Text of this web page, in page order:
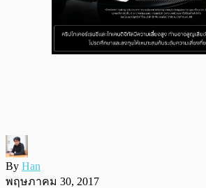
By Han
พฤษภาคม 30, 2017